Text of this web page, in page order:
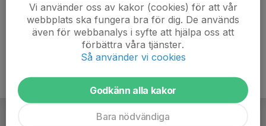
Vi använder oss av kakor (cookies) för att vår
webbplats ska fungera bra för dig. De används
även för webbanalys i syfte att hjälpa oss att
förbättra våra tjänster.
Så använder vi cookies
Godkänn alla kakor
Bara nödvändiga